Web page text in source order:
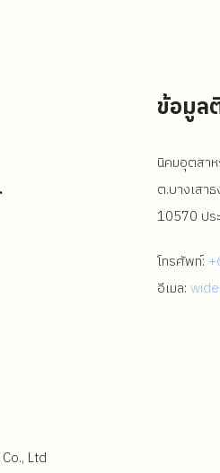
ข้อมูล
นิคมอุตสา
ต.บางเสา
10570 ปร
โทรศัพท์:
อีเมล:
Ltd